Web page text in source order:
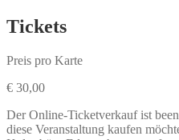
Tickets
Preis pro Karte
€ 30,00
Der Online-Ticketverkauf ist
diese Veranstaltung kaufen